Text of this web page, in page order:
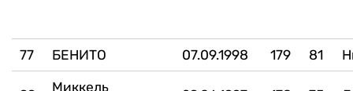
77 БЕНИТО 07.09.1998 179 81
Миккель